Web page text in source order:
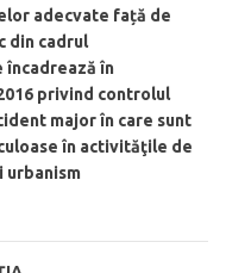
adecvate față de
din cadrul
încadrează în
privind controlul
major în care sunt
în activităţile de
urbanism